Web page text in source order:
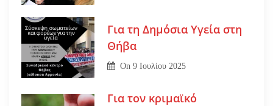
Για τη Δημόσια Υγεία στη
Θήβα
On9 Ιουλίου 2025
Για τον κριμαϊκό